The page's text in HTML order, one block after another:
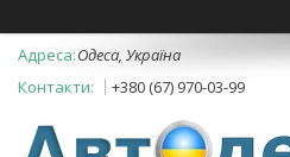
Одеса, Україна
+380 (67) 970-03-99